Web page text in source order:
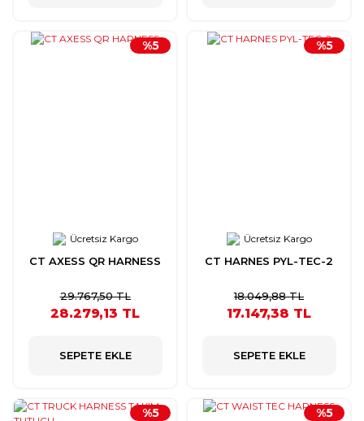
Ücretsiz Kargo
CT AXESS QR HARNESS
%5
29.767,50 TL
28.279,13 TL
SEPETE EKLE
Ücretsiz Kargo
CT HARNES PYL-TEC-2
%5
18.049,88 TL
17.147,38 TL
SEPETE EKLE
%5 %5